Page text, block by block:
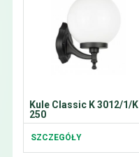
Kule Classic K 3012/1/K
250
SZCZEGÓŁY